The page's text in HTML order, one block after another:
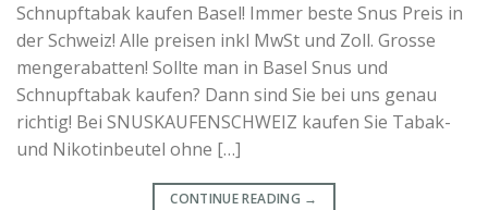
Schnupftabak kaufen Basel! Immer beste Snus Preis in
der Schweiz! Alle preisen inkl MwSt und Zoll. Grosse
mengerabatten! Sollte man in Basel Snus und
Schnupftabak kaufen? Dann sind Sie bei uns genau
richtig! Bei SNUSKAUFENSCHWEIZ kaufen Sie Tabak-
und Nikotinbeutel ohne […]
CONTINUE READING →